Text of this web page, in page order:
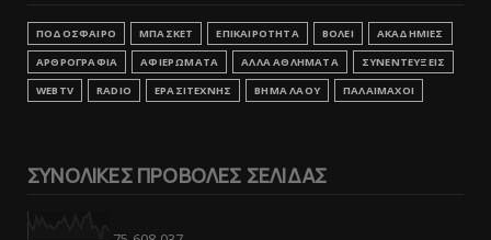
ΠΟΔΟΣΦΑΙΡΟ ΜΠΑΣΚΕΤ ΕΠΙΚΑΙΡΟΤΗΤΑ ΒΟΛΕΙ
ΑΚΑΔΗΜΙΕΣ
ΑΡΘΡΟΓΡΑΦΙΑ
ΑΦΙΕΡΩΜΑΤΑ ΑΛΛΑ ΑΘΛΗΜΑΤΑ
ΣΥΝΕΝΤΕΥΞΕΙΣ
WEBTV
RADIO ΕΡΑΣΙΤΕΧΝΗΣ ΒΗΜΑ ΛΑΟΥ ΠΑΛΑΙΜΑΧΟΙ
ΣΥΝΟΛΙΚΕΣ ΠΡΟΒΟΛΕΣ ΣΕΛΙΔΑΣ